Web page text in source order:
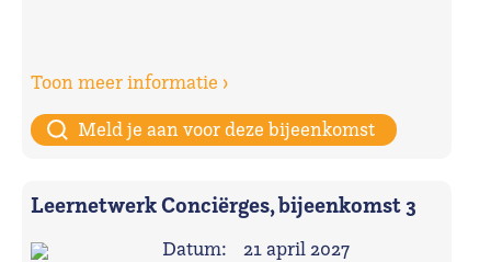
Toon meer informatie ›
Meld je aan voor deze bijeenkomst
Leernetwerk Conciërges, bijeenkomst 3
Datum:
21 april 2027